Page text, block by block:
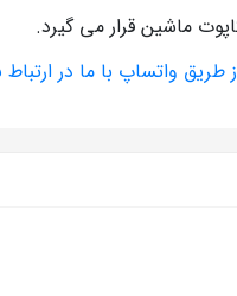
ماشین قرار می گیرد.
واتساپ با ما در ارتباط